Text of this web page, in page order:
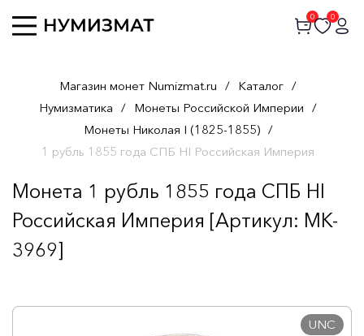
0 0
Магазин монет Numizmat.ru / Каталог /
Нумизматика / Монеты Российской Империи /
Монеты Николая I (1825-1855) /
1 рубль 1855 года СПБ НI Российская Империя
Монета 1 рубль 1855 года СПБ НI
Российская Империя [Артикул: MK-
3969]
UNC